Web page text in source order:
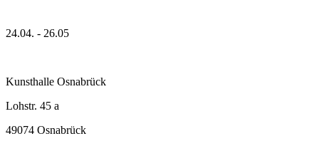
24.04. - 26.05
Kunsthalle Osnabrück
Lohstr. 45 a
49074 Osnabrück